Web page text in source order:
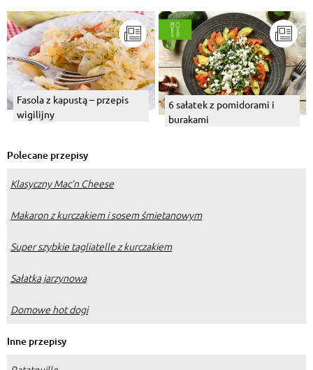
podawać?
Fasola z kapustą – przepis
wigilijny
6 sałatek z pomidorami i
burakami
Polecane przepisy
Klasyczny Mac’n Cheese
Makaron z kurczakiem i sosem śmietanowym
Super szybkie tagliatelle z kurczakiem
Sałatka jarzynowa
Domowe hot dogi
Inne przepisy